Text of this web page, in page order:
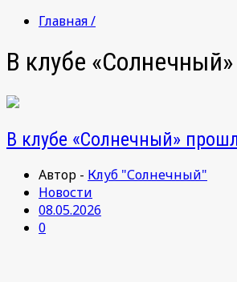
Главная /
В клубе
В клубе «Солнечный»
Автор - Клуб "Солнечный"
Новости
08.05.2026
0